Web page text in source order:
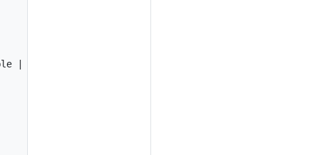
0 unavailable